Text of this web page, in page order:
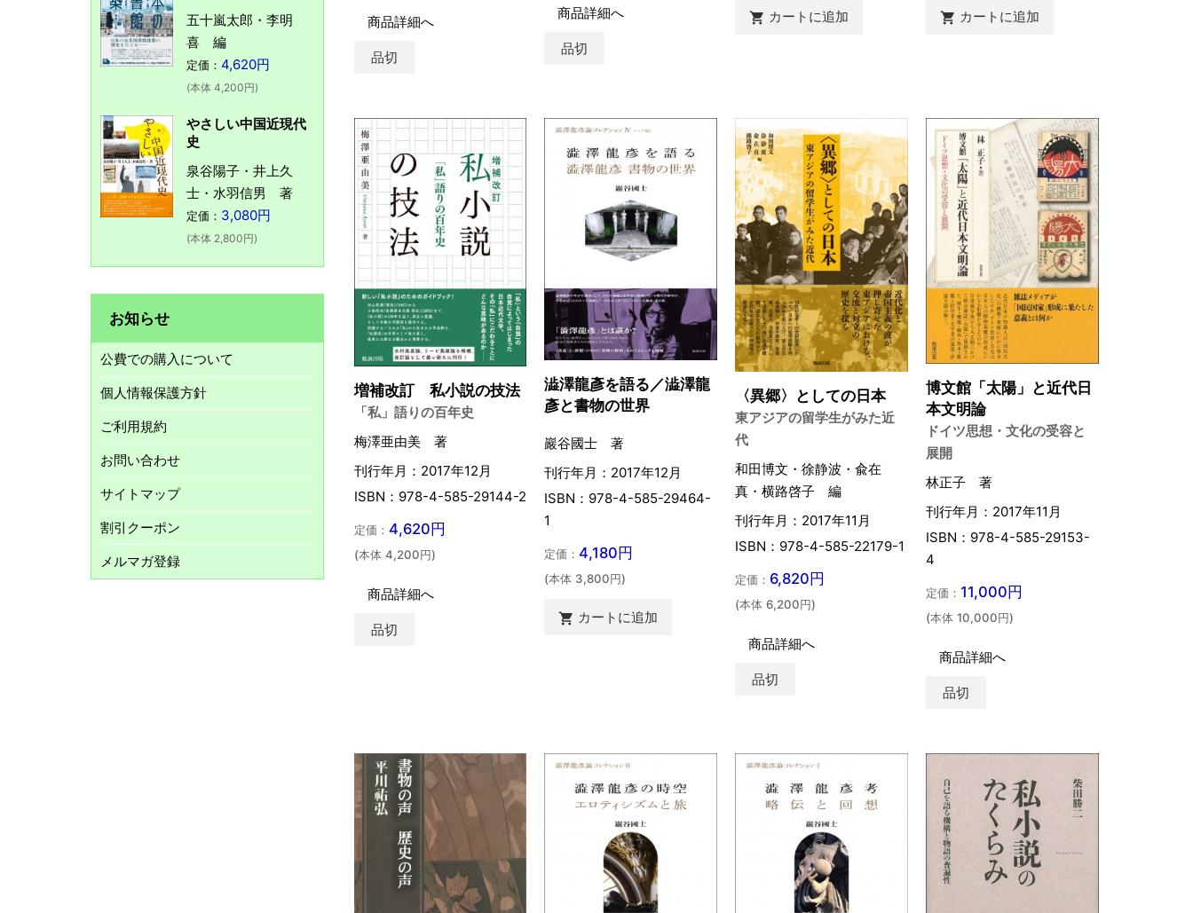
商品詳細へ
品切
商品詳細へ
品切
 カートに追加  カートに追加
増補改訂 私小説の技法
「私」語りの百年史
梅澤亜由美 著
刊行年月：2017年12月
ISBN：978-4-585-29144-2
定価： 4,620円
(本体 4,200円)
商品詳細へ
品切
澁澤龍彥を語る／澁澤龍
彥と書物の世界
巖谷國士 著
刊行年月：2017年12月
ISBN：978-4-585-29464-
1
定価：4,180円
(本体 3,800円)
 カートに追加
〈異郷〉としての日本
東アジアの留学生がみた近
代
和田博文・徐静波・兪在
真・横路啓子 編
刊行年月：2017年11月
ISBN：978-4-585-22179-1
定価： 6,820円
(本体 6,200円)
商品詳細へ
品切
博文館「太陽」と近代日
本文明論
ドイツ思想・文化の受容と
展開
林正子 著
刊行年月：2017年11月
ISBN：978-4-585-29153-
4
定価： 11,000円
(本体 10,000円)
商品詳細へ
品切
五十嵐太郎・李明
喜 編
定価： 4,620円
(本体 4,200円)
やさしい中国近現代
史
泉谷陽子・井上久
士・水羽信男 著
定価： 3,080円
(本体 2,800円)
お知らせ
公費での購入について
個人情報保護方針
ご利用規約
お問い合わせ
サイトマップ
割引クーポン
メルマガ登録